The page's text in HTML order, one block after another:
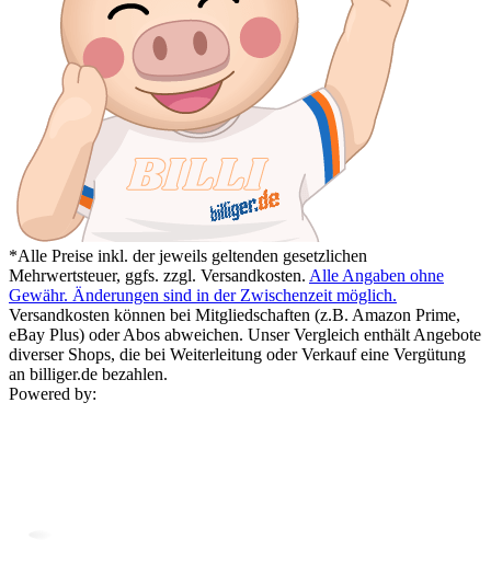
*Alle Preise inkl. der jeweils geltenden gesetzlichen
Mehrwertsteuer, ggfs. zzgl. Versandkosten. Alle Angaben ohne
Gewähr. Änderungen sind in der Zwischenzeit möglich.
Versandkosten können bei Mitgliedschaften (z.B. Amazon Prime,
eBay Plus) oder Abos abweichen. Unser Vergleich enthält Angebote
diverser Shops, die bei Weiterleitung oder Verkauf eine Vergütung
an billiger.de bezahlen.
Powered by: